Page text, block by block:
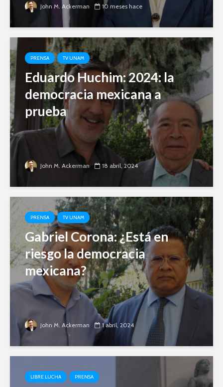
John M. Ackerman 10 meses hace
PRENSA TV UNAM
Eduardo Huchim: 2024: la
democracia mexicana a
prueba
John M. Ackerman 18 abril, 2024
PRENSA TV UNAM
Gabriel Corona: ¿Está en
riesgo la democracia
mexicana?
John M. Ackerman 1 abril, 2024
LIBRE LUCHA PRENSA